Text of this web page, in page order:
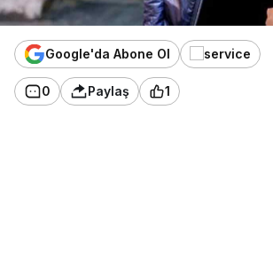
Google'da Abone Ol
0 Paylaş 1